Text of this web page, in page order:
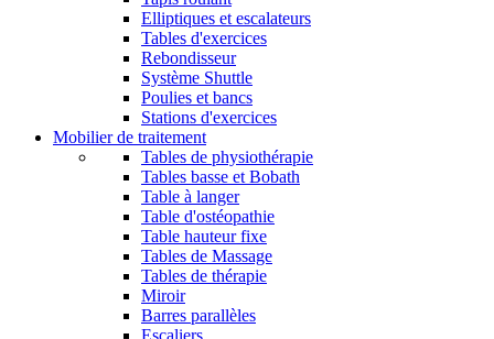
Elliptiques et escalateurs
Tables d'exercices
Rebondisseur
Système Shuttle
Poulies et bancs
Stations d'exercices
Mobilier de traitement
Tables de physiothérapie
Tables basse et Bobath
Table à langer
Table d'ostéopathie
Table hauteur fixe
Tables de Massage
Tables de thérapie
Miroir
Barres parallèles